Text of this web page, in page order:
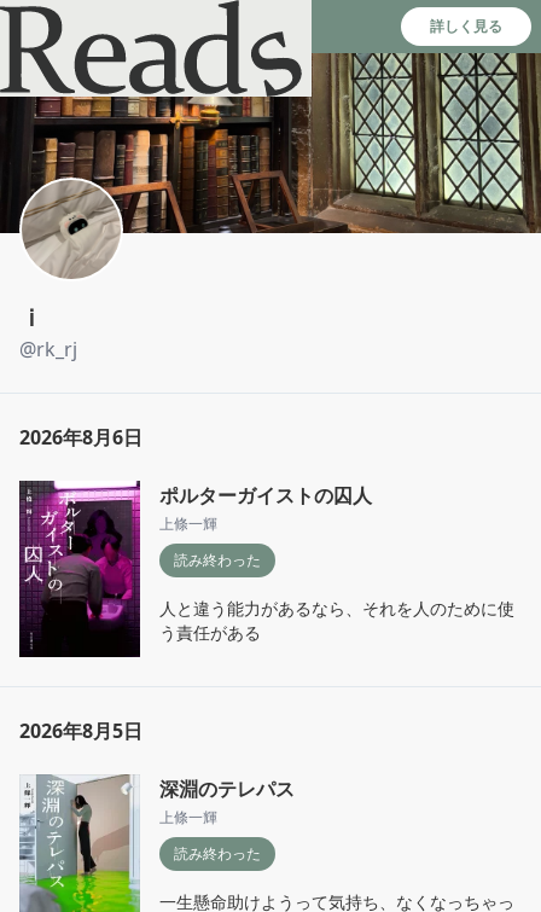
Reads - 読書のSNS＆記録アプリ 詳しく見る
ｉ
@rk_rj
2026年8月6日
ポルターガイストの囚人
上條一輝
読み終わった
人と違う能力があるなら、それを人のために使
う責任がある
2026年8月5日
深淵のテレパス
上條一輝
読み終わった
一生懸命助けようって気持ち、なくなっちゃっ